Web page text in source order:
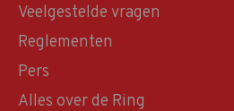
Veelgestelde vragen
Reglementen
Pers
Alles over de Ring